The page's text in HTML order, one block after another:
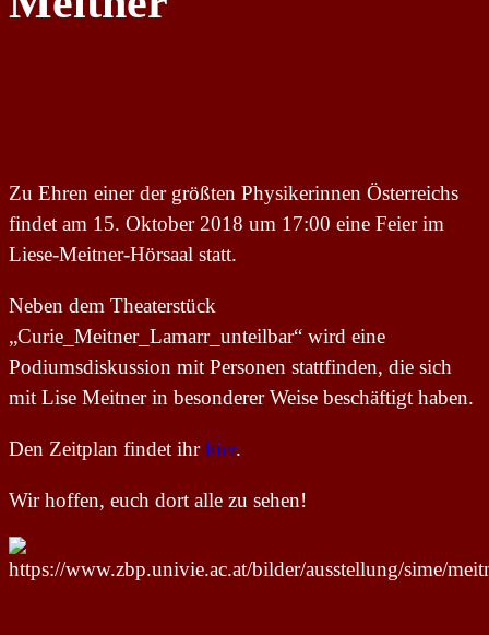
Zu Ehren einer der größten Physikerinnen Österreichs
findet am 15. Oktober 2018 um 17:00 eine Feier im
Liese-Meitner-Hörsaal statt.
Neben dem Theaterstück
„Curie_Meitner_Lamarr_unteilbar“ wird eine
Podiumsdiskussion mit Personen stattfinden, die sich
mit Lise Meitner in besonderer Weise beschäftigt haben.
Den Zeitplan findet ihrhier.
Wir hoffen, euch dort alle zu sehen!